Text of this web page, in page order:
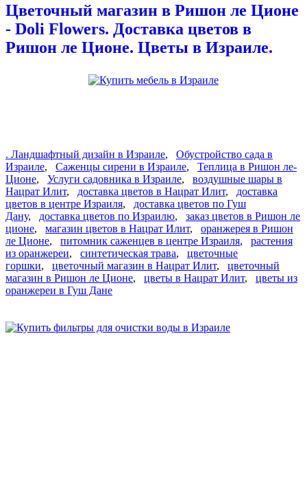
Цветочный магазин в Ришон ле Ционе
- Doli Flowers. Доставка цветов в
Ришон ле Ционе. Цветы в Израиле.
. Ландшафтный дизайн в Израиле, Обустройство сада в
Израиле, Саженцы сирени в Израиле, Теплица в Ришон ле-
Ционе, Услуги садовника в Израиле, воздушные шары в
Нацрат Илит, доставка цветов в Нацрат Илит, доставка
цветов в центре Израиля, доставка цветов по Гуш
Дану, доставка цветов по Израилю, заказ цветов в Ришон ле
ционе, магазин цветов в Нацрат Илит, оранжерея в Ришон
ле Ционе, питомник саженцев в центре Израиля, растения
из оранжереи, синтетическая трава, цветочные
горшки, цветочный магазин в Нацрат Илит, цветочный
магазин в Ришон ле Ционе, цветы в Нацрат Илит, цветы из
оранжереи в Гуш Дане